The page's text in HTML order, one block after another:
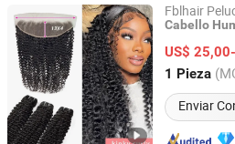
Fblhair
Cabello
US$
1 Pieza
Enviar
Guangzhou Fabulous Hair Co.,
Guangdong, China